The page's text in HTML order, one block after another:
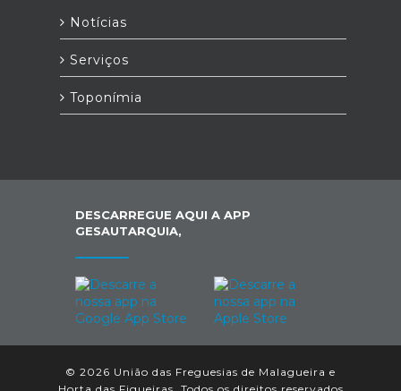
Notícias
Serviços
Toponímia
DESCARREGUE AQUI A APP
GESAUTARQUIA,
© 2026 União das Freguesias de Malagueira e